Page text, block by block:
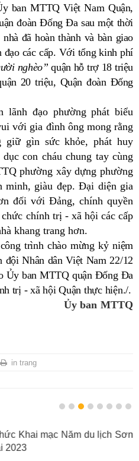
ban MTTQ Việt Nam Quận,
đoàn Đống Đa sau một thời
đã hoàn thành và bàn giao
đạo các cấp. Với tổng kinh phí
nghèo” quận hỗ trợ 18 triệu
uận 20 triệu, Quận đoàn Đống
lãnh đạo phường phát biểu
với gia đình ông mong rằng
gìn sức khỏe, phát huy
con cháu chung tay cùng
phường xây dựng phường
minh, giàu đẹp. Đại diện gia
đối với Đảng, chính quyền
chính trị - xã hội các cấp
khang trang hơn.
trình chào mừng kỷ niệm
đội Nhân dân Việt Nam 22/12
Ủy ban MTTQ quận Đống Đa
trị - xã hội Quận thực hiện./.
Ủy ban MTTQ
in trang
Khai mạc Năm du lịch Sơn
2023